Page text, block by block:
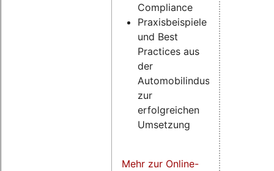
Compliance
Praxisbeispiele
und Best
Practices aus
der
Automobilindustrie
zur
erfolgreichen
Umsetzung
Mehr zur Online-